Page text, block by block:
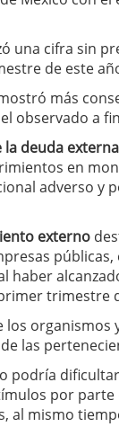
una cifra sin
de este
más
observado a
deuda
en
adverso y
externo
públicas,
haber
trimestre
organismos
las
podría
por parte
al mismo